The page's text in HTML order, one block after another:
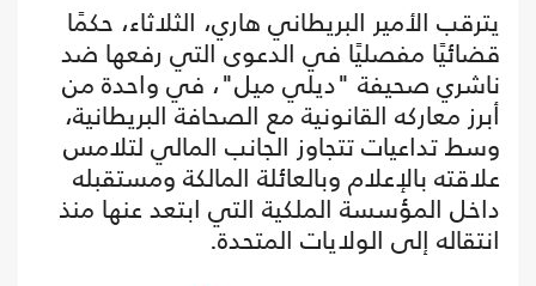
يترقب الأمير البريطاني هاري، الثلاثاء، حكمًا
قضائيًا مفصليًا في الدعوى التي رفعها ضد
ناشري صحيفة "ديلي ميل"، في واحدة من
أبرز معاركه القانونية مع الصحافة البريطانية،
وسط تداعيات تتجاوز الجانب المالي لتلامس
علاقته بالإعلام وبالعائلة المالكة ومستقبله
داخل المؤسسة الملكية التي ابتعد عنها منذ
انتقاله إلى الولايات المتحدة.